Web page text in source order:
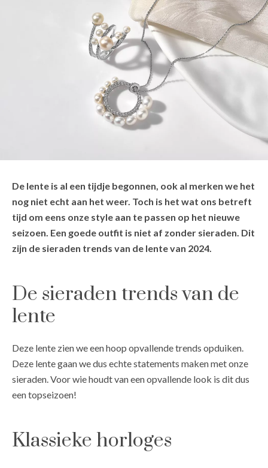
De lente is al een tijdje begonnen, ook al merken we het
nog niet echt aan het weer. Toch is het wat ons betreft
tijd om eens onze style aan te passen op het nieuwe
seizoen. Een goede outfit is niet af zonder sieraden. Dit
zijn de sieraden trends van de lente van 2024.
De sieraden trends van de
lente
Deze lente zien we een hoop opvallende trends opduiken.
Deze lente gaan we dus echte statements maken met onze
sieraden. Voor wie houdt van een opvallende look is dit dus
een topseizoen!
Klassieke horloges